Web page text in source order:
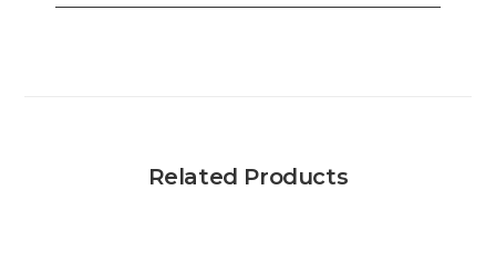
Related Products